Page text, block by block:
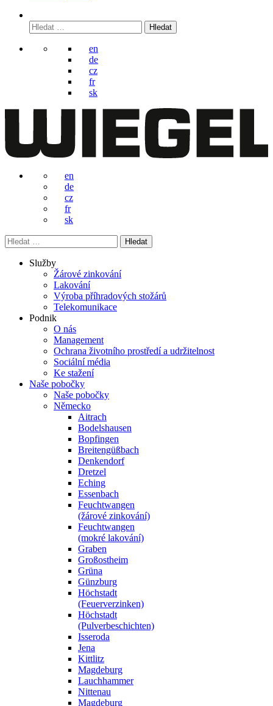
Vyhledávání
en
de
cz
fr
sk
en
de
cz
fr
sk
Vyhledávání
Služby
Žárové zinkování
Lakování
Výroba příhradových stožárů
Telekomunikace
Podnik
O nás
Management
Ochrana životního prostředí a udržitelnost
Sociální média
Ke stažení
Naše pobočky
Naše pobočky
Německo
Aitrach
Bodelshausen
Bopfingen
Breitengüßbach
Denkendorf
Dretzel
Eching
Essenbach
Feuchtwangen
(žárové zinkování)
Feuchtwangen
(mokré lakování)
Graben
Großostheim
Grüna
Günzburg
Höchstadt
(Feuerverzinken)
Höchstadt
(Pulverbeschichten)
Isseroda
Jena
Kittlitz
Magdeburg
Lauchhammer
Nittenau
Magdeburg